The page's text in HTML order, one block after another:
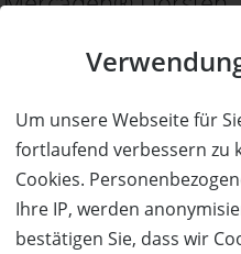
Um unsere Webseite für
fortlaufend verbessern zu
Cookies.
Ihre IP, werden
bestätigen Sie, dass wir
Mezzomar